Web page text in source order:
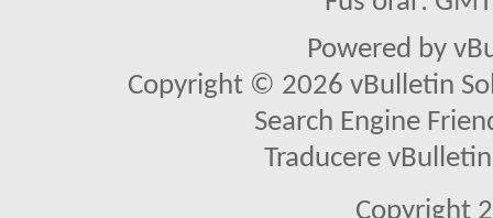
Powered by
Copyright © 2026 vBulletin
Search Engine
Traducere
Copyright